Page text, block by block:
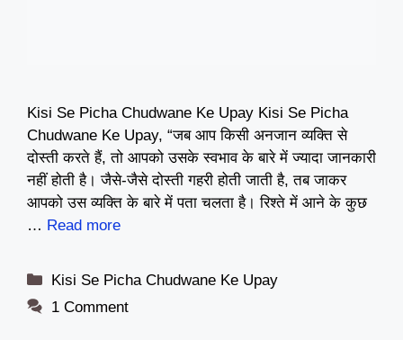
Kisi Se Picha Chudwane Ke Upay Kisi Se Picha
Chudwane Ke Upay, “जब आप किसी अनजान व्यक्ति से
दोस्ती करते हैं, तो आपको उसके स्वभाव के बारे में ज्यादा जानकारी
नहीं होती है। जैसे-जैसे दोस्ती गहरी होती जाती है, तब जाकर
आपको उस व्यक्ति के बारे में पता चलता है। रिश्ते में आने के कुछ
… Read more
Categories
Kisi Se Picha Chudwane Ke Upay
1 Comment